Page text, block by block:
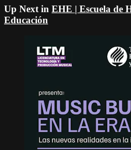
Up Next in EHE | Escuela de
Educación